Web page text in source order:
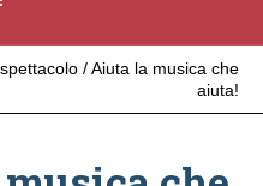
/Aiuta la musica che
aiuta!